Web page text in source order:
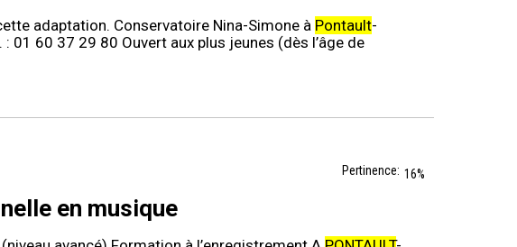
adaptation. Conservatoire Nina-Simone à Pontault-
01 60 37 29 80 Ouvert aux plus jeunes (dès l’âge de
Pertinence: 16%
en musique